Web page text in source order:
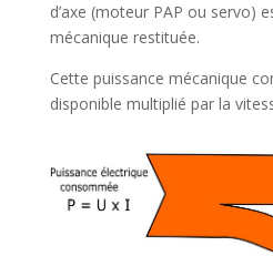
d’axe (moteur PAP ou servo)
mécanique restituée.
Cette puissance mécanique
disponible multiplié par la